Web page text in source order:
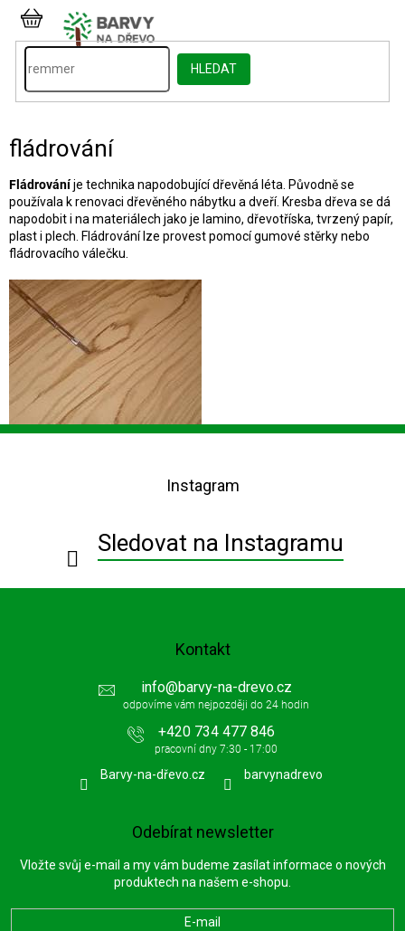
Přejít
obsah
HLEDAT
NÁKUPNÍ
KOŠÍK
fládrování
Fládrováníje technika napodobující dřevěná léta. Původně se
používala k renovaci dřevěného nábytku a dveří. Kresba dřeva se dá
napodobit i na materiálech jako je lamino, dřevotříska, tvrzený papír,
plast i plech. Fládrování lze provest pomocí gumové stěrky nebo
fládrovacího válečku.
Z
Instagram
Sledovat na Instagramu
Kontakt
info@barvy-na-drevo.cz
+420 734 477 846
Barvy-na-dřevo.cz barvynadrevo
Odebírat newsletter
Vložte svůj e-mail a my vám budeme zasílat informace o nových
produktech na našem e-shopu.
E-mail